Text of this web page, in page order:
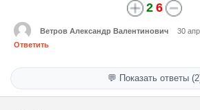
2 6
Ветров Александр Валентинович
30
Ответить
💬 Показать ответы